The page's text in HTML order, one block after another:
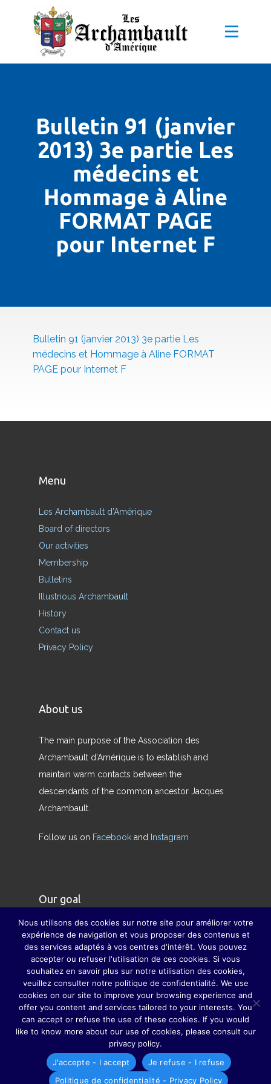
Bulletin 91 (janvier
2013) 3e partie Les
médecins et
Hommage à Aline
FORMAT PAGE
pour Internet F
Bulletin 91 (janvier 2013) 3e partie Les
médecins et Hommage à Aline FORMAT
PAGE pour Internet F
Menu
Les Archambault d’Amérique
Board of directors
Our activities
Membership
Bulletins
Illustrious Archambault
History
Contact us
Privacy Policy
About us
The main purpose of the Association des
Archambault d’Amérique is to establish and
maintain warm contacts between the
descendants of the common ancestor Jacques
Archambault.
Follow us on Facebook and Instagram
Our goal
Our goal is to restore the true meaning of the
family and to compensate, as far as possible, for
the disappearance of major family celebrations,
thanks to which parents, grandparents, sisters,
brothers, uncles, aunts, cousins ​​and cousins ​​do
not hardly lost sight of each other.
Nous utilisons des cookies sur notre site pour améliorer votre
expérience de navigation et vous proposer des contenus et
des services adaptés à vos centres d'intérêt. Vous pouvez
accepter ou refuser l'utilisation de ces cookies. Si vous
souhaitez en savoir plus sur notre utilisation des cookies,
veuillez consulter notre politique de confidentialité. We use
cookies on our site to improve your browsing experience and
offer you content and services tailored to your interests. You
can accept or refuse the use of these cookies. If you would
like to know more about our use of cookies, please consult our
privacy policy.
J'accepte - I accept
Je refuse - I refuse
Politique de confidentialité - Privacy Policy